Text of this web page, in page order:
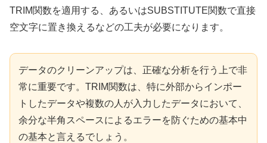
TRIM関数を適用する、あるいはSUBSTITUTE関数で直接
空文字に置き換えるなどの工夫が必要になります。
データのクリーンアップは、正確な分析を行う上で非
常に重要です。TRIM関数は、特に外部からインポー
トしたデータや複数の人が入力したデータにおいて、
余分な半角スペースによるエラーを防ぐための基本中
の基本と言えるでしょう。